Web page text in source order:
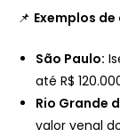
📌 Exemplos
São Paulo:
até R$
Rio Grande
valor venal